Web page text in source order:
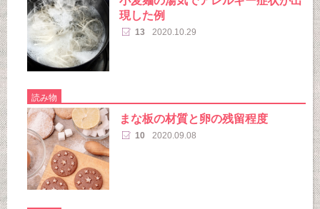
現した例
13 2020.10.29
読み物
まな板の材質と卵の残留程度
10 2020.09.08